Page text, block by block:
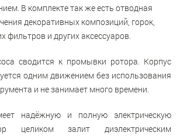
В комплекте так же есть отводная
декоративных композиций, горок,
фильтров и других аксессуаров.
сводится к промывки ротора. Корпус
одним движением без использования
и не занимает много времени.
надёжную и полную электрическую
целиком залит диэлектрическим